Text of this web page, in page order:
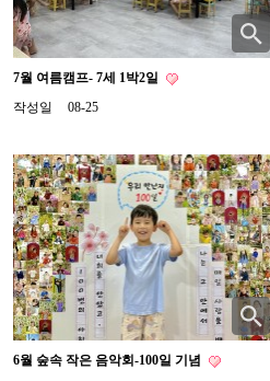
7월 여름캠프- 7세 1박2일
작성일
08-25
6월 숲속 작은 음악회-100일 기념